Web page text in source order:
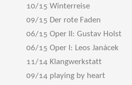
10/15 Winterreise
09/15 Der rote Faden
06/15 Oper II: Gustav Holst
06/15 Oper I: Leos Janácek
11/14 Klangwerkstatt
09/14 playing by heart